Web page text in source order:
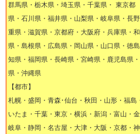
群馬県・栃木県・埼玉県・千葉県・ 東京都
県・石川県・福井県・山梨県・岐阜県・長
重県・滋賀県・京都府・大阪府・兵庫県・
県・島根県・広島県・岡山県・山口県・徳
知県・福岡県・長崎県・宮崎県・鹿児島県
県・沖縄県
【都市】
札幌・盛岡・青森･仙台・秋田・山形・福島
いたま・千葉・東京・横浜・新潟・富山・
岐阜・静岡・名古屋・大津・大阪・京都・